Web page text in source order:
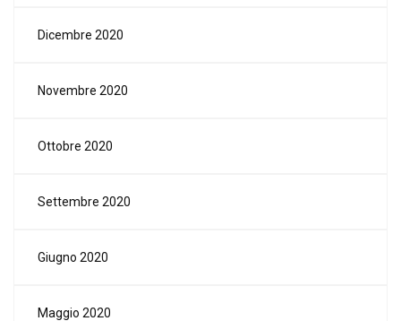
Dicembre 2020
Novembre 2020
Ottobre 2020
Settembre 2020
Giugno 2020
Maggio 2020